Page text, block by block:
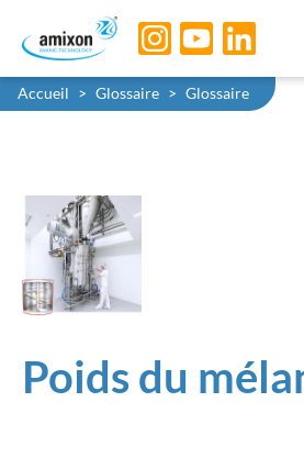
Skip to main navigation
Skip to main content
Skip to page footer
You are here:
Accueil Glossaire Glossaire
Poids du